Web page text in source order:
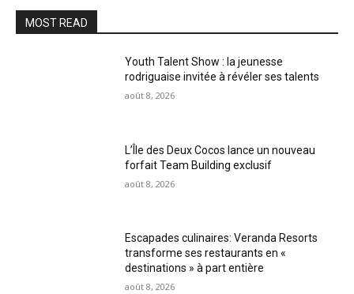
MOST READ
Youth Talent Show : la jeunesse
rodriguaise invitée à révéler ses talents
août 8, 2026
L’Île des Deux Cocos lance un nouveau
forfait Team Building exclusif
août 8, 2026
Escapades culinaires: Veranda Resorts
transforme ses restaurants en «
destinations » à part entière
août 8, 2026